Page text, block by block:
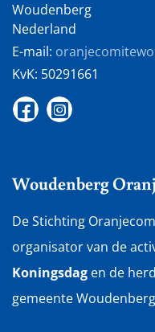
Woudenberg
Nederland
E-mail:
KvK: 50291661
Woudenberg
De Stichting
organisator van de
Koningsdag en de
gemeente